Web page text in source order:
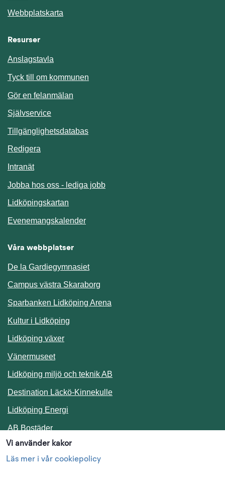
Vi använder kakor
Läs mer i vår cookiepolicy
Webbplatskarta
Resurser
Anslagstavla
Tyck till om kommunen
Gör en felanmälan
SjälvserviceLänk till annan webbplats.
TillgänglighetsdatabasLänk till annan webbplats.
Redigera
IntranätLänk till annan webbplats.
Jobba hos oss - lediga jobb
Lidköpingskartan
EvenemangskalenderLänk till annan webbplats.
Våra webbplatser
De la Gardiegymnasiet
Campus västra Skaraborg
Sparbanken Lidköping Arena
Kultur i Lidköping
Lidköping växer
Vänermuseet
Lidköping miljö och teknik AB
Destination Läckö-KinnekulleLänk till annan webbplats.
Lidköping Energi
AB BostäderLänk till annan webbplats.
Följ oss i sociala medier